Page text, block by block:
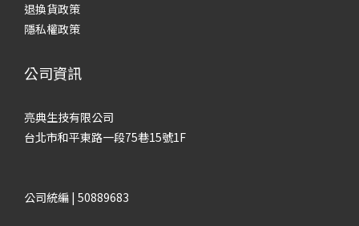
退換貨政策
隱私權政策
公司資訊
亮典生技有限公司
台北市和平東路一段75巷15號1F
公司統編 | 50889683